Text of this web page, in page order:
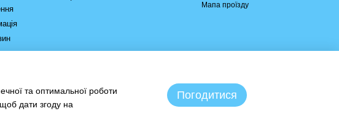
Мапа проїзду
та оптимальної роботи
дати згоду на
Погодитися